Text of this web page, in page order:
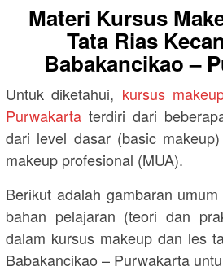
Materi Kursus
Tata Rias
Babakancikao –
Untuk diketahui, kursus
Purwakarta terdiri dari
dari level dasar (basic
makeup profesional (MUA).
Berikut adalah gambaran
bahan pelajaran (teori dan
dalam kursus makeup dan les
Babakancikao – Purwakarta